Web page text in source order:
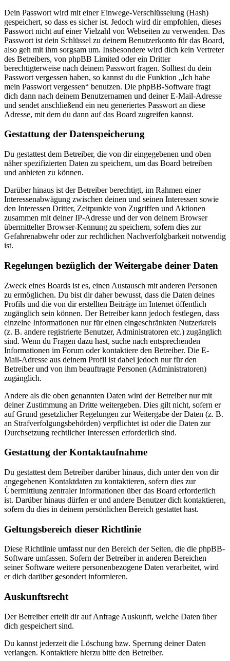
Dein Passwort wird mit einer Einwege-Verschlüsselung (Hash)
gespeichert, so dass es sicher ist. Jedoch wird dir empfohlen, dieses
Passwort nicht auf einer Vielzahl von Webseiten zu verwenden. Das
Passwort ist dein Schlüssel zu deinem Benutzerkonto für das Board,
also geh mit ihm sorgsam um. Insbesondere wird dich kein Vertreter
des Betreibers, von phpBB Limited oder ein Dritter
berechtigterweise nach deinem Passwort fragen. Solltest du dein
Passwort vergessen haben, so kannst du die Funktion „Ich habe
mein Passwort vergessen“ benutzen. Die phpBB-Software fragt
dich dann nach deinem Benutzernamen und deiner E-Mail-Adresse
und sendet anschließend ein neu generiertes Passwort an diese
Adresse, mit dem du dann auf das Board zugreifen kannst.
Gestattung der Datenspeicherung
Du gestattest dem Betreiber, die von dir eingegebenen und oben
näher spezifizierten Daten zu speichern, um das Board betreiben
und anbieten zu können.
Darüber hinaus ist der Betreiber berechtigt, im Rahmen einer
Interessenabwägung zwischen deinen und seinen Interessen sowie
den Interessen Dritter, Zeitpunkte von Zugriffen und Aktionen
zusammen mit deiner IP-Adresse und der von deinem Browser
übermittelter Browser-Kennung zu speichern, sofern dies zur
Gefahrenabwehr oder zur rechtlichen Nachverfolgbarkeit notwendig
ist.
Regelungen bezüglich der Weitergabe deiner Daten
Zweck eines Boards ist es, einen Austausch mit anderen Personen
zu ermöglichen. Du bist dir daher bewusst, dass die Daten deines
Profils und die von dir erstellten Beiträge im Internet öffentlich
zugänglich sein können. Der Betreiber kann jedoch festlegen, dass
einzelne Informationen nur für einen eingeschränkten Nutzerkreis
(z. B. andere registrierte Benutzer, Administratoren etc.) zugänglich
sind. Wenn du Fragen dazu hast, suche nach entsprechenden
Informationen im Forum oder kontaktiere den Betreiber. Die E-
Mail-Adresse aus deinem Profil ist dabei jedoch nur für den
Betreiber und von ihm beauftragte Personen (Administratoren)
zugänglich.
Andere als die oben genannten Daten wird der Betreiber nur mit
deiner Zustimmung an Dritte weitergeben. Dies gilt nicht, sofern er
auf Grund gesetzlicher Regelungen zur Weitergabe der Daten (z. B.
an Strafverfolgungsbehörden) verpflichtet ist oder die Daten zur
Durchsetzung rechtlicher Interessen erforderlich sind.
Gestattung der Kontaktaufnahme
Du gestattest dem Betreiber darüber hinaus, dich unter den von dir
angegebenen Kontaktdaten zu kontaktieren, sofern dies zur
Übermittlung zentraler Informationen über das Board erforderlich
ist. Darüber hinaus dürfen er und andere Benutzer dich kontaktieren,
sofern du dies in deinem persönlichen Bereich gestattet hast.
Geltungsbereich dieser Richtlinie
Diese Richtlinie umfasst nur den Bereich der Seiten, die die phpBB-
Software umfassen. Sofern der Betreiber in anderen Bereichen
seiner Software weitere personenbezogene Daten verarbeitet, wird
er dich darüber gesondert informieren.
Auskunftsrecht
Der Betreiber erteilt dir auf Anfrage Auskunft, welche Daten über
dich gespeichert sind.
Du kannst jederzeit die Löschung bzw. Sperrung deiner Daten
verlangen. Kontaktiere hierzu bitte den Betreiber.